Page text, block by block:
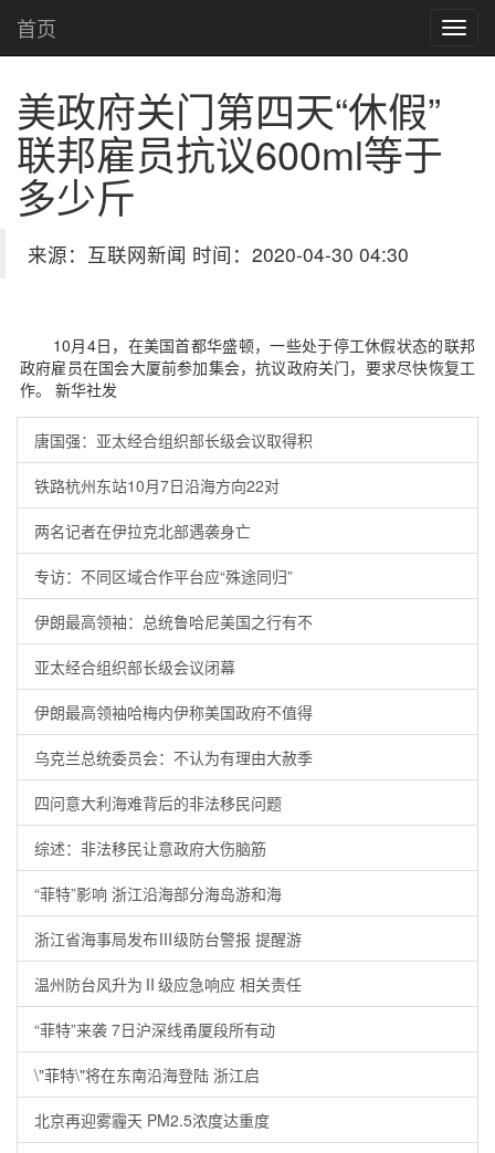
首页
美政府关门第四天“休假”
联邦雇员抗议600ml等于
多少斤
来源：互联网新闻 时间：2020-04-30 04:30
10月4日，在美国首都华盛顿，一些处于停工休假状态的联邦
政府雇员在国会大厦前参加集会，抗议政府关门，要求尽快恢复工
作。 新华社发
唐国强：亚太经合组织部长级会议取得积
铁路杭州东站10月7日沿海方向22对
两名记者在伊拉克北部遇袭身亡
专访：不同区域合作平台应“殊途同归”
伊朗最高领袖：总统鲁哈尼美国之行有不
亚太经合组织部长级会议闭幕
伊朗最高领袖哈梅内伊称美国政府不值得
乌克兰总统委员会：不认为有理由大赦季
四问意大利海难背后的非法移民问题
综述：非法移民让意政府大伤脑筋
“菲特”影响 浙江沿海部分海岛游和海
浙江省海事局发布Ⅲ级防台警报 提醒游
温州防台风升为Ⅱ级应急响应 相关责任
“菲特”来袭 7日沪深线甬厦段所有动
\"菲特\"将在东南沿海登陆 浙江启
北京再迎雾霾天 PM2.5浓度达重度